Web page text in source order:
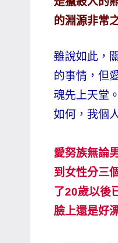
客
及
遊
雜
誌
專
光
局
合
作
的淵源非常
雖說如此，
的事情，但
魂先上天堂
如何，我個
愛努族無論
到女性分三
了20歲以後
臉上還是好